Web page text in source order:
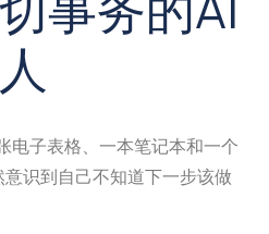
电子表格、一本笔记本和一个
识到自己不知道下一步该做